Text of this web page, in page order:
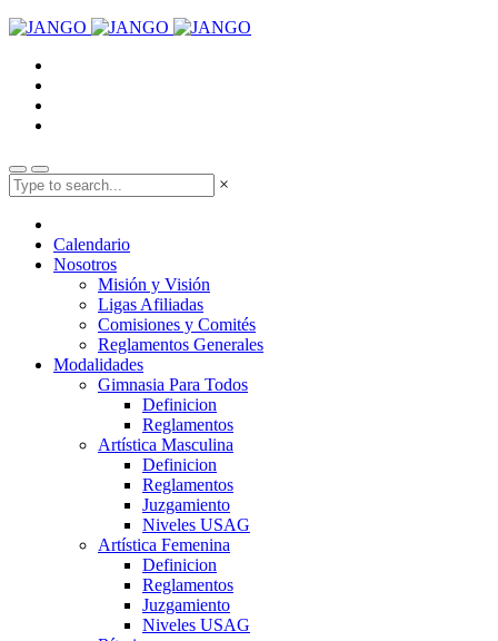
×
Calendario
Nosotros
Misión y Visión
Ligas Afiliadas
Comisiones y Comités
Reglamentos Generales
Modalidades
Gimnasia Para Todos
Definicion
Reglamentos
Artística Masculina
Definicion
Reglamentos
Juzgamiento
Niveles USAG
Artística Femenina
Definicion
Reglamentos
Juzgamiento
Niveles USAG